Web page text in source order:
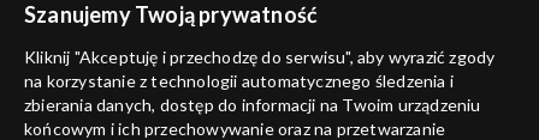
ANULUJ
informacje o dostawcy usług
Szanujemy Twoją prywatność
Kliknij "Akceptuję i przechodzę do serwisu", aby wyrazić zgody
na korzystanie z technologii automatycznego śledzenia i
zbierania danych, dostęp do informacji na Twoim urządzeniu
końcowym i ich przechowywanie oraz na przetwarzanie